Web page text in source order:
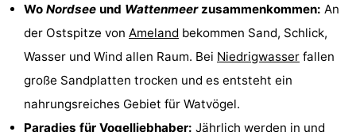
Bauernhöfe
Minigolfplätze
Natur
Wo Nordsee und Wattenmeerzusammenkommen: An
der Ostspitze von Ameland bekommen Sand, Schlick,
Wasser und Wind allen Raum. Bei Niedrigwasser fallen
große Sandplatten trocken und es entsteht ein
nahrungsreiches Gebiet für Watvögel.
Paradies für Vogelliebhaber: Jährlich werden in und